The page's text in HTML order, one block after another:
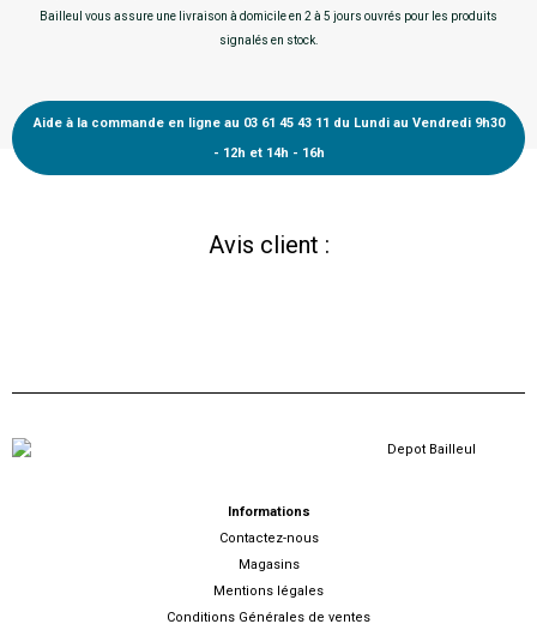
Bailleul vous assure une livraison à domicile en 2 à 5 jours ouvrés pour les produits
signalés en stock.
Aide à la commande en ligne au 03 61 45 43 11 du Lundi au Vendredi 9h30
- 12h et 14h - 16h
Avis client :
Informations
Contactez-nous
Magasins
Mentions légales
Conditions Générales de ventes